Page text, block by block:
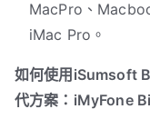
MacPro、
iMac Pro。
如何使用iSumsoft
代方案：iMyFone